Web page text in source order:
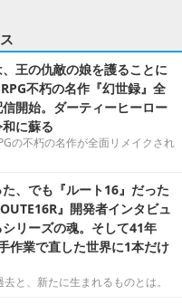
王の仇敵の娘を護ることに
不朽の名作『幻世録』全
開始。ダーティーヒーロー
に蘇る
の不朽の名作が全面リメイクされ
、でも『ルート16』だった
』開発者インタビュ
リーズの魂。そして41年
作業で直した世界に1本だけ
と、新たに生まれるものとは。